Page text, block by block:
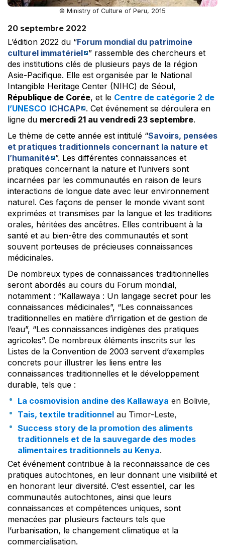
© Ministry of Culture of Peru, 2015
20 septembre 2022
L’édition 2022 du “Forum mondial du patrimoine
culturel immatériel ” rassemble des chercheurs et
des institutions clés de plusieurs pays de la région
Asie-Pacifique. Elle est organisée par le National
Intangible Heritage Center (NIHC) de Séoul,
République de Corée, et le Centre de catégorie 2 de
l’UNESCO ICHCAP . Cet événement se déroulera en
ligne du mercredi 21 au vendredi 23 septembre.
Le thème de cette année est intitulé “Savoirs, pensées
et pratiques traditionnels concernant la nature et
l’humanité ”. Les différentes connaissances et
pratiques concernant la nature et l’univers sont
incarnées par les communautés en raison de leurs
interactions de longue date avec leur environnement
naturel. Ces façons de penser le monde vivant sont
exprimées et transmises par la langue et les traditions
orales, héritées des ancêtres. Elles contribuent à la
santé et au bien-être des communautés et sont
souvent porteuses de précieuses connaissances
médicinales.
De nombreux types de connaissances traditionnelles
seront abordés au cours du Forum mondial,
notamment : “Kallawaya : Un langage secret pour les
connaissances médicinales”, “Les connaissances
traditionnelles en matière d’irrigation et de gestion de
l’eau”, “Les connaissances indigènes des pratiques
agricoles”. De nombreux éléments inscrits sur les
Listes de la Convention de 2003 servent d’exemples
concrets pour illustrer les liens entre les
connaissances traditionnelles et le développement
durable, tels que :
La cosmovision andine des Kallawaya en Bolivie,
Tais, textile traditionnel au Timor-Leste,
Success story de la promotion des aliments
traditionnels et de la sauvegarde des modes
alimentaires traditionnels au Kenya.
Cet événement contribue à la reconnaissance de ces
pratiques autochtones, en leur donnant une visibilité et
en honorant leur diversité. C’est essentiel, car les
communautés autochtones, ainsi que leurs
connaissances et compétences uniques, sont
menacées par plusieurs facteurs tels que
l’urbanisation, le changement climatique et la
commercialisation.